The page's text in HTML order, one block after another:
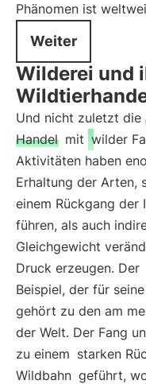
Phänomen ist
Weiter
Wilderei und
Und nicht zuletzt die
Handel mit wilder
Aktivitäten haben
Erhaltung der Arten,
einem Rückgang der
führen, als auch
Gleichgewicht
Druck erzeugen. Der
Beispiel, der für
gehört zu den am
der Welt. Der Fang
zu einem starken
Wildbahn geführt,